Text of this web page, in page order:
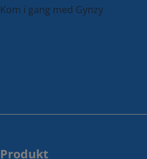
Kom i gang med Gynzy
Produkt